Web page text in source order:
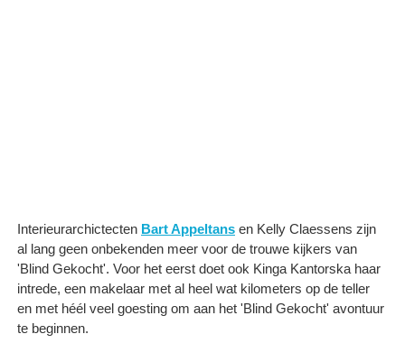
Interieurarchictecten Bart Appeltans en Kelly Claessens zijn
al lang geen onbekenden meer voor de trouwe kijkers van
'Blind Gekocht'. Voor het eerst doet ook Kinga Kantorska haar
intrede, een makelaar met al heel wat kilometers op de teller
en met héél veel goesting om aan het 'Blind Gekocht' avontuur
te beginnen.